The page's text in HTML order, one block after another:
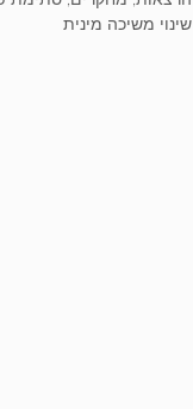
שינוי משיכה מינית